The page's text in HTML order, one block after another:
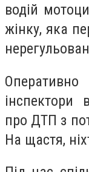
водій
жінку, яка
інспектори
про ДТП з
На щастя,